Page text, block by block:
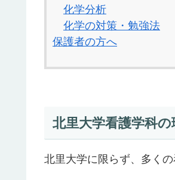
化学分析
化学の対策・勉強法
保護者の方へ
北里大学看護学科の
北里大学に限らず、多く